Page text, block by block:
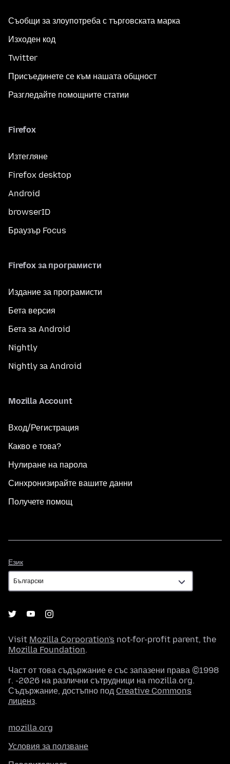
Съобщи за злоупотреба с търговската марка
Изходен код
Twitter
Присъединете се към нашата общност
Разгледайте помощните статии
Firefox
Изтегляне
Firefox desktop
Android
browserID
Браузър Focus
Firefox за програмисти
Издание за програмисти
Бета версия
Бета за Android
Nightly
Nightly за Android
Mozilla Account
Вход/Регистрация
Какво е това?
Нулиране на парола
Синхронизирайте вашите данни
Получете помощ
Език
Visit Mozilla Corporation's not-for-profit parent, the
Mozilla Foundation.
Част от това съдържание е със запазени права ©1998
г. -2026 на различни сътрудници на mozilla.org.
Съдържание, достъпно под Creative Commons
лиценз.
mozilla.org
Условия за ползване